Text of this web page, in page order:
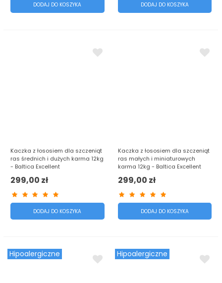
DODAJ DO KOSZYKA DODAJ DO KOSZYKA
Kaczka z łososiem dla szczeniąt
ras średnich i dużych karma 12kg
- Baltica Excellent
299,00 zł
DODAJ DO KOSZYKA
Kaczka z łososiem dla szczeniąt
ras małych i miniaturowych
karma 12kg - Baltica Excellent
299,00 zł
DODAJ DO KOSZYKA
Hipoalergiczne Hipoalergiczne